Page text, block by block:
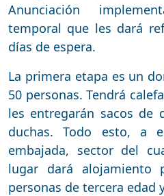
Anunciación
temporal que les dará
días de espera.
La primera etapa es un
50 personas. Tendrá
les entregarán sacos de
duchas. Todo esto, a
embajada, sector del
lugar dará alojamiento
personas de tercera edad